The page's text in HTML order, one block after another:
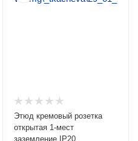
Этюд кремовый розетка
открытая 1-мест
заземление IP20